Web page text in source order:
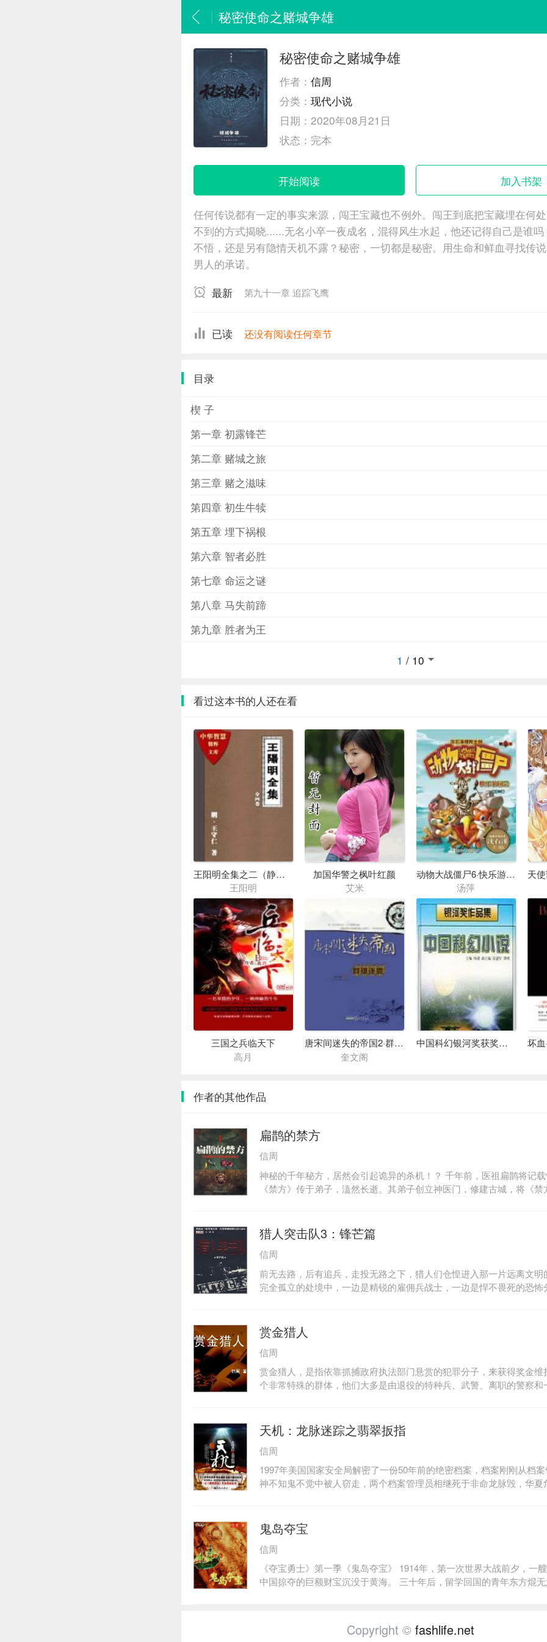
秘密使命之赌城争雄
秘密使命之赌城争雄
作者：信周
分类：现代小说
日期：2020年08月21日
状态： 完本
开始阅读 加入书架
任何传说都有一定的事实来源，闯王宝藏也不例外。闯王到底把宝藏埋在何
不到的方式揭晓......无名小卒一夜成名，混得风生水起，他还记得自己是谁
不悟，还是另有隐情天机不露？秘密，一切都是秘密。用生命和鲜血寻找传
男人的承诺。
最新
第九十一章 追踪飞鹰
已读 还没有阅读任何章节
目录
楔 子
第一章 初露锋芒
第二章 赌城之旅
第三章 赌之滋味
第四章 初生牛犊
第五章 埋下祸根
第六章 智者必胜
第七章 命运之谜
第八章 马失前蹄
第九章 胜者为王
1 / 10
看过这本书的人还在看
王阳明全集之二（静心录）
王阳明
加国华警之枫叶红颜
艾米
动物大战僵尸6·快乐游园会
汤萍
三国之兵临天下
高月
唐宋间迷失的帝国2·群雄逐鹿
奎文阁
中国科幻银河奖获奖作品集（第九至十二届）
作者的其他作品
扁鹊的禁方
信周
神秘的千年秘方，居然会引起诡异的杀机！？ 千年前，医祖扁鹊将记
《禁方》传于弟子，溘然长逝。其弟子创立神医门，修建古城，将《
符，离奇死亡。失踪的童年挚友、没有死因的女尸、隐藏秘笈线索的
书、走不出去的地下洞穴、神秘的日本制药集团……一切的一切，似乎
迫神医门后人子琦挖掘出古城中尘封千年的秘密，并在下一个死者出
血雨的阴谋。而历尽艰辛、终于领悟“预断生死”之术的子琦却发现《禁
是……
猎人突击队3：锋芒篇
信周
前无去路，后有追兵，走投无路之下，猎人们仓惶进入那一片远离文
完全孤立的处境中，一边是精锐的雇佣兵战士，一边是悍不畏死的恐
和魂萦梦牵的归国情怀，成为这群流浪金三角的国人心中永远的痛你将
场，加入一场正在进行的战争。
赏金猎人
信周
赏金猎人，是指依靠抓捕政府执法部门悬赏的犯罪分子，来获得奖金
个非常特殊的群体，他们大多是由退役的特种兵、武警、离职的警察
失踪人员、解救被拐卖的儿童是他们经常进行的活动。他们是一群神
流中的人，他们用生命和鲜血默默维护着正义，他们是所有犯...
天机：龙脉迷踪之翡翠扳指
信周
1997年美国国家安全局解密了一份50年前的绝密档案，档案刚刚从档
神不知鬼不觉中被人窃走，两个档案管理员相继死于非命龙脉毁，华
头老大李承耀被日本人秘密绑架，并被斩断一只手，日本人以此胁迫
北京城内的龙脉穴眼。时间只有三天！日本人不给他留下丝毫的余地
步步逼其就范，李梦龙被逼之下踏上了寻龙之路。他从白云观道长处
历经磨难，不但要小心日本特务的无孔不入，还要躲避警察和三合会
内奸斗智斗勇。李梦龙抽丝剥茧，冲破重重迷障，逐渐解开了这个关
天机。此时，李梦龙消失了……
鬼岛夺宝
信周
《夺宝勇士》第一季《鬼岛夺宝》 1914年，第一次世界大战前夕，一
中国掠夺的巨额财宝沉没于黄海。 三十年后，留学回国的青年东方焜
Copyright © fashlife.net